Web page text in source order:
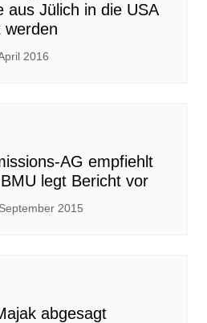
aus Jülich in die USA
werden
2016
AG empfiehlt
legt Bericht vor
2015
abgesagt